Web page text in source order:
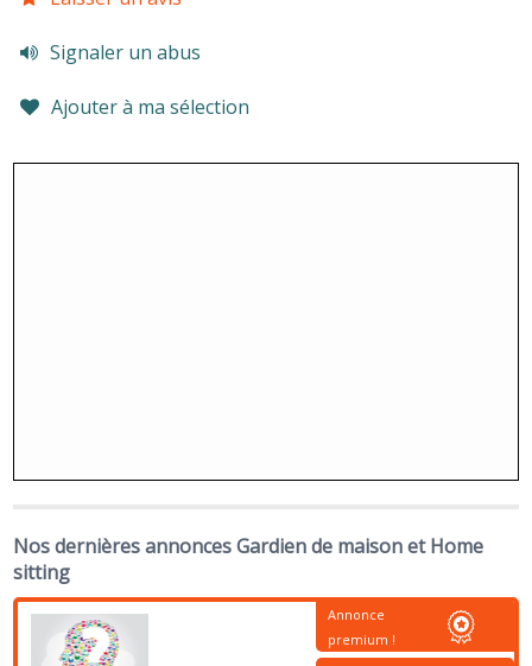
Signaler un abus
Ajouter à ma sélection
Nos dernières annonces Gardien de maison et Home
sitting
Annonce
premium !